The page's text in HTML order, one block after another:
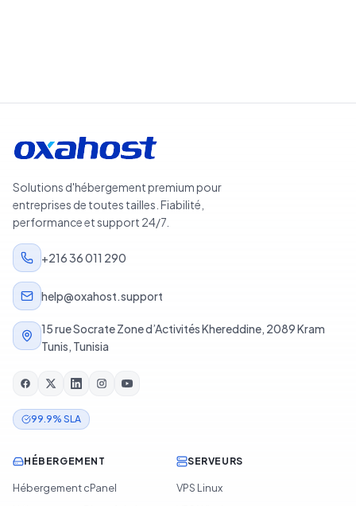
Solutions d'hébergement premium pour
entreprises de toutes tailles. Fiabilité,
performance et support 24/7.
+216 36 011 290
help@oxahost.support
15 rue Socrate Zone d’Activités Khereddine, 2089 Kram
Tunis, Tunisia
99.9% SLA
HÉBERGEMENT
Hébergement cPanel
SERVEURS
VPS Linux